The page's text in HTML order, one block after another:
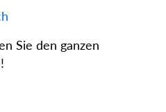
Sie den ganzen